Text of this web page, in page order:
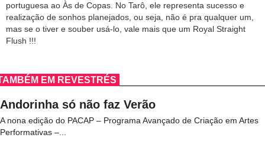
portuguesa ao Às de Copas. No Tarô, ele representa sucesso e
realização de sonhos planejados, ou seja, não é pra qualquer um,
mas se o tiver e souber usá-lo, vale mais que um Royal Straight
Flush !!!
EM REVESTRÉS
Andorinha só não faz Verão
A nona edição do PACAP – Programa Avançado de Criação em Artes
Performativas –...